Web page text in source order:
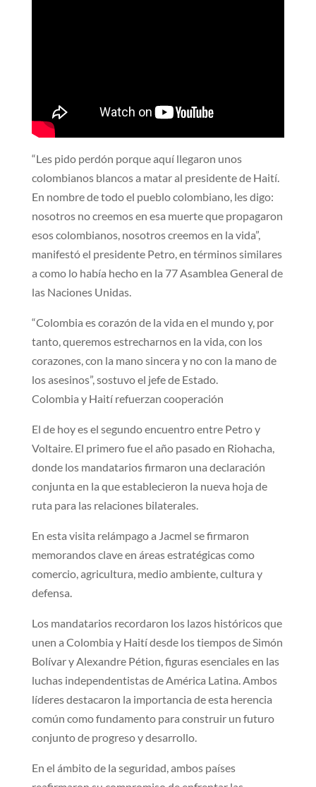
“Les pido perdón porque aquí llegaron unos
colombianos blancos a matar al presidente de Haití.
En nombre de todo el pueblo colombiano, les digo:
nosotros no creemos en esa muerte que propagaron
esos colombianos, nosotros creemos en la vida”,
manifestó el presidente Petro, en términos similares
a como lo había hecho en la 77 Asamblea General de
las Naciones Unidas.
“Colombia es corazón de la vida en el mundo y, por
tanto, queremos estrecharnos en la vida, con los
corazones, con la mano sincera y no con la mano de
los asesinos”, sostuvo el jefe de Estado.
Colom​bia y Haití refuerzan cooperación
​El de hoy es el segundo encuentro entre Petro y
Voltaire. El primero fue el año pasado en Riohacha,
donde los mandatarios firmaron una declaración
conjunta en la que establecieron la nueva hoja de
ruta para las relaciones bilaterales.
En esta visita relámpago a Jacmel se firmaron
memorandos clave en áreas estratégicas como
comercio, agricultura, medio ambiente, cultura y
defensa.
Los mandatarios recordaron los lazos históricos que
unen a Colombia y Haití desde los tiempos de Simón
Bolívar y Alexandre Pétion, figuras esenciales en las
luchas independentistas de América Latina. Ambos
líderes destacaron la importancia de esta herencia
común como fundamento para construir un futuro
conjunto de progreso y desarrollo.
En el ámbito de la seguridad, ambos países